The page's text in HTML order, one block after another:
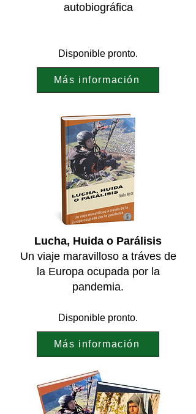
autobiográfica
Disponible pronto.
Más información
Lucha, Huida o Parálisis
Un viaje maravilloso a tráves de
la Europa ocupada por la
pandemia.
Disponible pronto.
Más información